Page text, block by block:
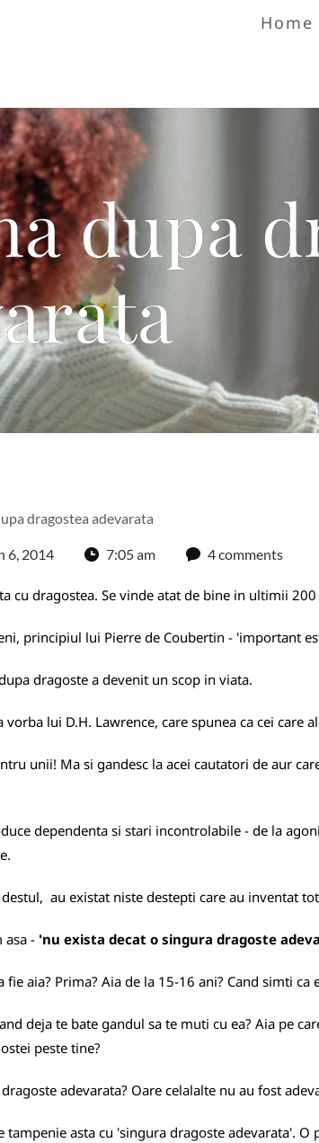
Home
dupa
dragostea adevarata
6, 2014 7:05 am 4 comments
cu dragostea. Se vinde atat de bine in ultimii
principiul lui Pierre de Coubertin - 'important
dragoste a devenit un scop in viata.
lui D.H. Lawrence, care spunea ca cei
unii! Ma si gandesc la acei cautatori de aur
dependenta si stari incontrolabile - de la
au existat niste destepti care au inventat
asa - 'nu exista decat o singura dragoste
fie aia? Prima? Aia de la 15-16 ani? Cand simti
deja te bate gandul sa te muti cu ea? Aia pe
peste tine?
adevarata? Oare celalalte nu au fost
tampenie asta cu 'singura dragoste adevarata'.